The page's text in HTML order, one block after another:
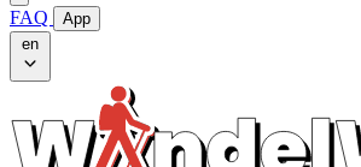
FAQ
App
en